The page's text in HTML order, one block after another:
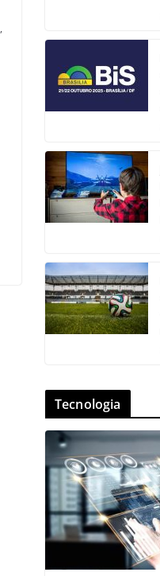
,
Tecnologia